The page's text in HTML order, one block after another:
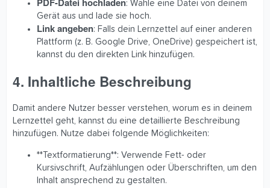
: Wähle eine Datei von deinem
Gerät aus und lade sie hoch.
Link angeben: Falls dein Lernzettel auf einer anderen
Plattform (z. B. Google Drive, OneDrive) gespeichert ist,
kannst du den direkten Link hinzufügen.
4. Inhaltliche Beschreibung
Damit andere Nutzer besser verstehen, worum es in deinem
Lernzettel geht, kannst du eine detaillierte Beschreibung
hinzufügen. Nutze dabei folgende Möglichkeiten:
**Textformatierung**: Verwende Fett- oder
Kursivschrift, Aufzählungen oder Überschriften, um den
Inhalt ansprechend zu gestalten.